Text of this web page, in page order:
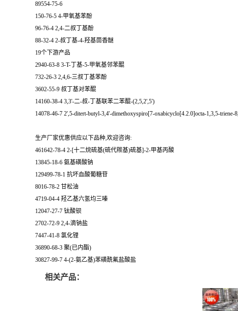
89554-75-6
150-76-5 4-甲氧基苯酚
96-76-4 2,4-二叔丁基酚
88-32-4 2-叔丁基-4-羟基茴香醚
19个下游产品
2940-63-8 3-T-丁基-5-甲氧基邻苯醌
732-26-3 2,4,6-三叔丁基苯酚
3602-55-9 叔丁基对苯醌
14160-38-4 3,3'-二-叔-丁基联苯二苯醌-(2,5,2',5')
14078-46-7 2',5-ditert-butyl-3,4'-dimethoxyspiro[7-oxabicyclo[4.2.0]octa-1,3,5-triene-
生产厂家优惠供应以下品种,欢迎咨询:
461642-78-4 2-[十二烷硫基(硫代羰基)硫基]-2-甲基丙酸
13845-18-6 氨基磺酸钠
129499-78-1 抗坏血酸葡糖苷
8016-78-2 甘松油
4719-04-4 羟乙基六氢均三嗪
12047-27-7 钛酸钡
2702-72-9 2,4-滴钠盐
7447-41-8 氯化锂
36890-68-3 聚(已内酯)
30827-99-7 4-(2-氨乙基)苯磺酰氟盐酸盐
相关产品：